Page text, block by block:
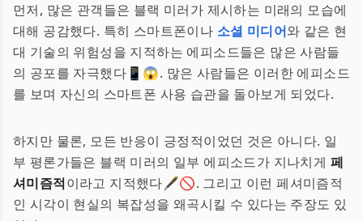
먼저, 많은 관객들은 블랙 미러가 제시하는 미래의 모습에
대해 공감했다. 특히 스마트폰이나 소셜 미디어와 같은 현
대 기술의 위험성을 지적하는 에피소드들은 많은 사람들
의 공포를 자극했다📱😱. 많은 사람들은 이러한 에피소드
를 보며 자신의 스마트폰 사용 습관을 돌아보게 되었다.
하지만 물론, 모든 반응이 긍정적이었던 것은 아니다. 일
부 평론가들은 블랙 미러의 일부 에피소드가 지나치게 페
셔미즘적이라고 지적했다🖋️🚫. 그리고 이런 페셔미즘적
인 시각이 현실의 복잡성을 왜곡시킬 수 있다는 주장도 있